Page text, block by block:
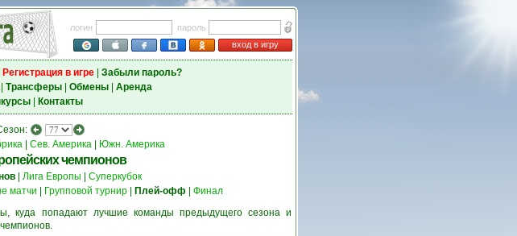
логин
пароль
вход в игру
Регистрация в игре| Забыли пароль?
Трансферы| Обмены| Аренда
| Контакты
Сев. Америка Южн. Америка
чемпионов
Лига Европы
Суперкубок
матчи Групповой турнир| Плей-офф
Финал
куда попадают лучшие команды предыдущего сезона и